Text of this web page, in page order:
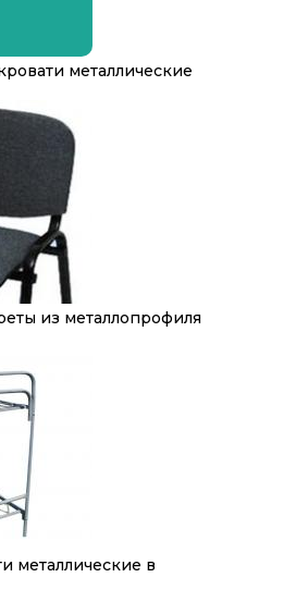
металлические
из металлопрофиля
металлические в